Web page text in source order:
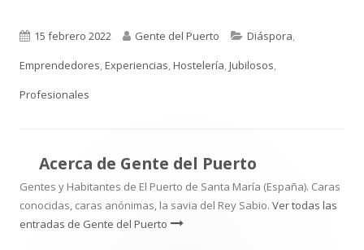
Publicado
el
15 febrero 2022 Autor
Gente del Puerto Categorías
Diáspora,
Emprendedores,Experiencias,Hostelería,Jubilosos,
Profesionales
Acerca de Gente del Puerto
Gentes y Habitantes de El Puerto de Santa María (España). Caras
conocidas, caras anónimas, la savia del Rey Sabio. Ver todas las
entradas de Gente del Puerto